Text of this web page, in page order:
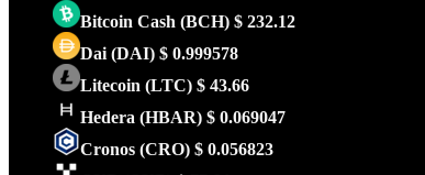
Bitcoin Cash (BCH) $ 232.12
Dai (DAI) $ 0.999578
Litecoin (LTC) $ 43.66
Hedera (HBAR) $ 0.069047
Cronos (CRO) $ 0.056823